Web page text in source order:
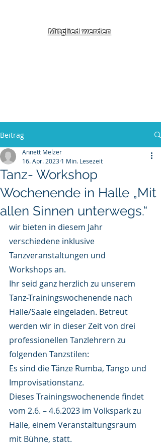
Mitglied werden
Beitrag
Tanz- Workshop
Wochenende in Halle „Mit
allen Sinnen unterwegs.“
Annett Melzer
16. Apr. 2023 1 Min. Lesezeit
wir bieten in diesem Jahr
verschiedene inklusive
Tanzveranstaltungen und
Workshops an.
Ihr seid ganz herzlich zu unserem
Tanz-Trainingswochenende nach
Halle/Saale eingeladen. Betreut
werden wir in dieser Zeit von drei
professionellen Tanzlehrern zu
folgenden Tanzstilen:
Es sind die Tänze Rumba, Tango und
Improvisationstanz.
Dieses Trainingswochenende findet
vom 2.6. – 4.6.2023 im Volkspark zu
Halle, einem Veranstaltungsraum
mit Bühne, statt.